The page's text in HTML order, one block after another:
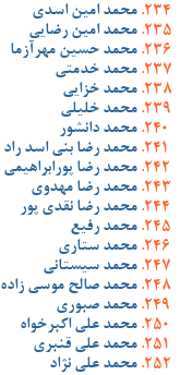
محمد امین اسدی
محمد امین رضایی
محمد حسین مهرآزما
محمد خدمتی
محمد خزایی
محمد خلیلی
محمد دانشور
محمد رضا بنی اسد راد
محمد رضا پورابراهیمی
محمد رضا مهدوی
محمد رضا نقدی پور
محمد رفیع
محمد ستاری
محمد سیستانی
محمد صالح موسی زاده
محمد صبوری
محمد علی اکبرخواه
محمد علی قنبری
محمد علی نژاد